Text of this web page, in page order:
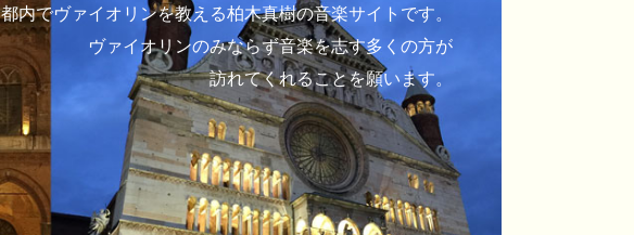
都内でヴァイオリンを教える柏木真樹の音楽サイトです。
ヴァイオリンのみならず音楽を志す多くの方が
訪れてくれることを願います。